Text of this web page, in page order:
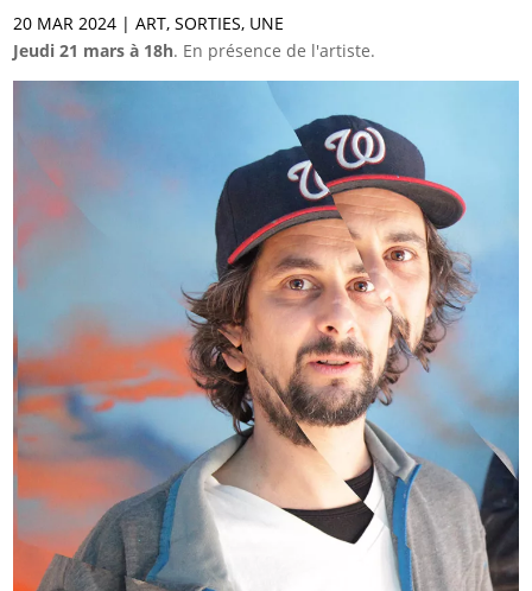
20 MAR 2024 |ART,SORTIES, UNE
Jeudi 21 mars à 18h. En présence de l'artiste.